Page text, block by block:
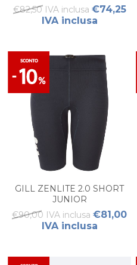
€82,50 IVA inclusa €74,25
IVA inclusa
GILL ZENLITE 2.0 SHORT
JUNIOR
€90,00 IVA inclusa €81,00
IVA inclusa